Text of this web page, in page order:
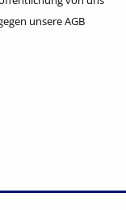
unsere AGB